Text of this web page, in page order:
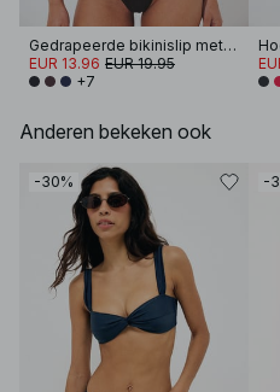
Gedrapeerde bikinislip met wijde band
EUR 13.96 EUR 19.95
+7
Anderen bekeken ook
-30% -